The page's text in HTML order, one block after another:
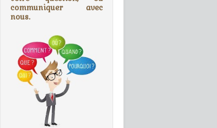
communiquer avec
nous.